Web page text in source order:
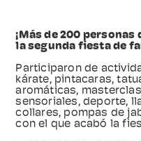
¡Más de 200
la segunda fiesta de
Participaron de
kárate, pintacaras,
aromáticas,
sensoriales, deporte,
collares, pompas de
con el que acabó la